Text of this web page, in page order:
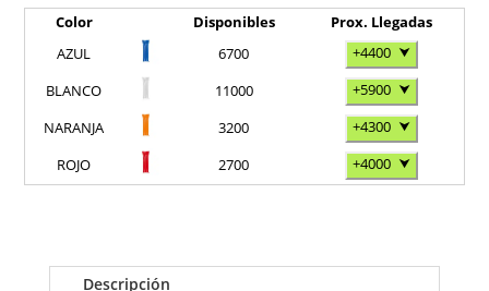
Color Disponibles
Prox. Llegadas
AZUL
6700 +4400 ⮟
BLANCO
11000 +5900 ⮟
NARANJA
3200 +4300 ⮟
ROJO
2700 +4000 ⮟
Descripción